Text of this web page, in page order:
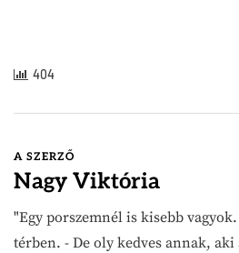
404
A SZERZŐ
Nagy Viktória
"Egy porszemnél is kisebb
térben. - De oly kedves annak,